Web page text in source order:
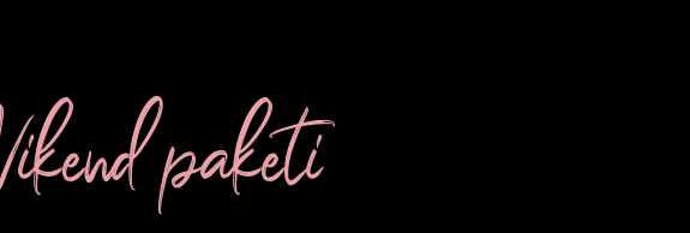
paketi